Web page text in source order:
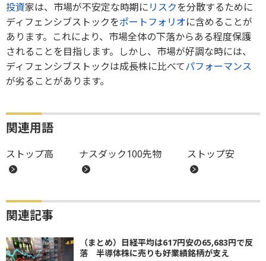
投資家は、市場が不安定な時期にリスクを分散するために
ディフェンシブストックをポートフォリオに含めることが
あります。これにより、市場全体の下落からある程度保護
されることを目指します。しかし、市場が好調な時には、
ディフェンシブストックは成長株に比べてパフォーマンス
が劣ることがあります。
関連用語
ストップ高 ナスダック100先物 ストップ安
関連記事
（まとめ）日経平均は617円安の65,683円で反
落 半導体株に売りも好業績銘柄が支え